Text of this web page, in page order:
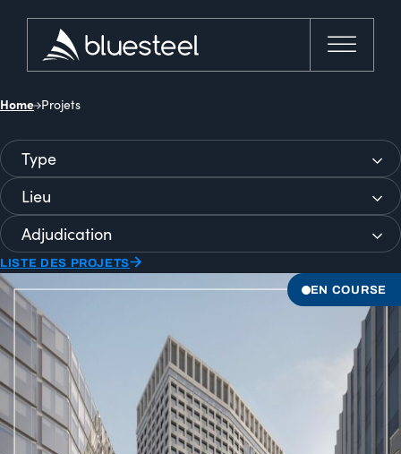
Home Projets
Location
Sélectionnez le contenu
LISTE DES PROJETS
EN COURSE